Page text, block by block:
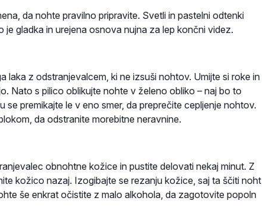
da nohte pravilno pripravite. Svetli in pastelni odtenki
gladka in urejena osnova nujna za lep končni videz.
laka z odstranjevalcem, ki ne izsuši nohtov. Umijte si roke in
Nato s pilico oblikujte nohte v želeno obliko – naj bo to
se premikajte le v eno smer, da preprečite cepljenje nohtov.
da odstranite morebitne neravnine.
obnohtne kožice in pustite delovati nekaj minut. Z
kožico nazaj. Izogibajte se rezanju kožice, saj ta ščiti noht
še enkrat očistite z malo alkohola, da zagotovite popoln